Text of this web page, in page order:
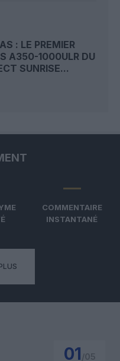
: LE PREMIER
A350-1000ULR DU
SUNRISE...
COMMENTAIRE
INSTANTANÉ
01